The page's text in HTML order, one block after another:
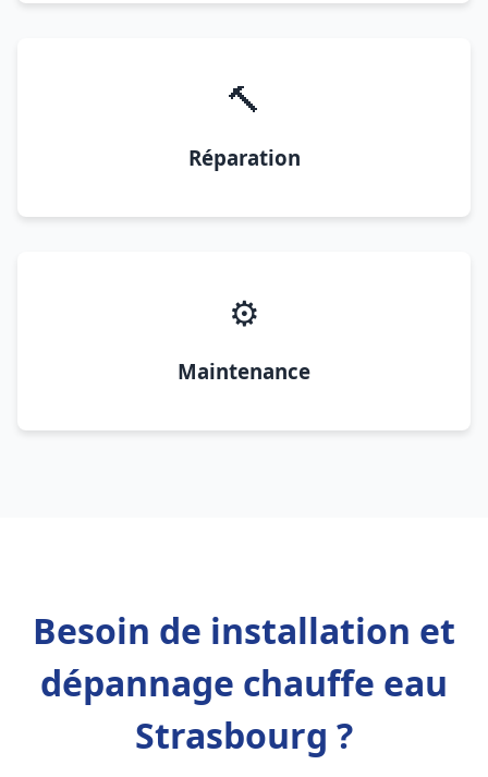
🔨
Réparation
⚙️
Maintenance
Besoin de installation et
dépannage chauffe eau
Strasbourg ?